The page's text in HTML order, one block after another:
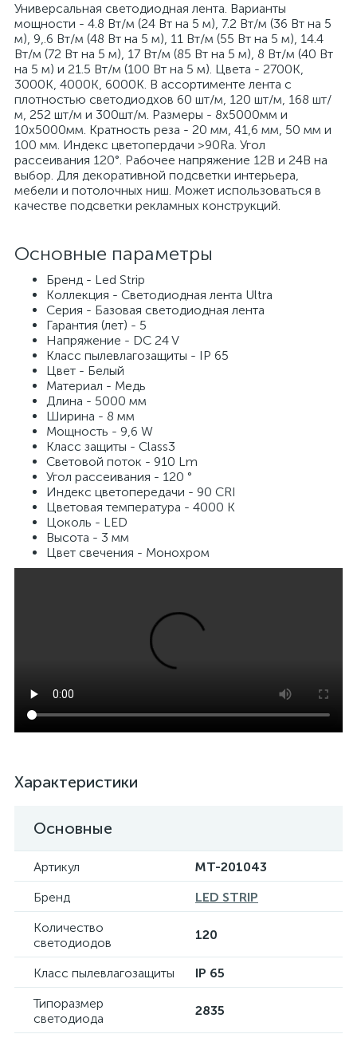
Универсальная светодиодная лента. Варианты
мощности - 4.8 Вт/м (24 Вт на 5 м), 7.2 Вт/м (36 Вт на 5
м), 9,.6 Вт/м (48 Вт на 5 м), 11 Вт/м (55 Вт на 5 м), 14.4
Вт/м (72 Вт на 5 м), 17 Вт/м (85 Вт на 5 м), 8 Вт/м (40 Вт
на 5 м) и 21.5 Вт/м (100 Вт на 5 м). Цвета - 2700К,
3000К, 4000К, 6000К. В ассортименте лента с
плотностью светодиодхов 60 шт/м, 120 шт/м, 168 шт/
м, 252 шт/м и 300шт/м. Размеры - 8х5000мм и
10х5000мм. Кратность реза - 20 мм, 41,6 мм, 50 мм и
100 мм. Индекс цветопердачи >90Ra. Угол
рассеивания 120°. Рабочее напряжение 12В и 24В на
выбор. Для декоративной подсветки интерьера,
мебели и потолочных ниш. Может использоваться в
качестве подсветки рекламных конструкций.
Основные параметры
Бренд - Led Strip
Коллекция - Светодиодная лента Ultra
Серия - Базовая светодиодная лента
Гарантия (лет) - 5
Напряжение - DC 24 V
Класс пылевлагозащиты - IP 65
Цвет - Белый
Материал - Медь
Длина - 5000 мм
Ширина - 8 мм
Мощность - 9,6 W
Класс защиты - Class3
Световой поток - 910 Lm
Угол рассеивания - 120 °
Индекс цветопередачи - 90 CRI
Цветовая температура - 4000 K
Цоколь - LED
Высота - 3 мм
Цвет свечения - Монохром
Характеристики
Основные
Артикул
MT-201043
Бренд
LED STRIP
Количество
светодиодов
120
Класс пылевлагозащиты
IP 65
Типоразмер
светодиода
2835